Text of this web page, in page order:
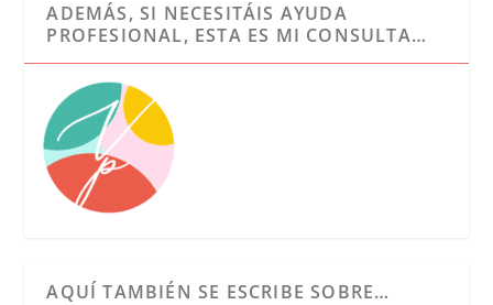
ADEMÁS, SI NECESITÁIS AYUDA
PROFESIONAL, ESTA ES MI CONSULTA…
AQUÍ TAMBIÉN SE ESCRIBE SOBRE…